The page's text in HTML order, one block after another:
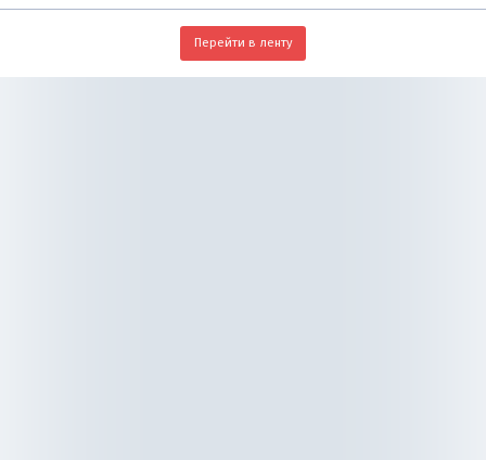
Перейти в ленту